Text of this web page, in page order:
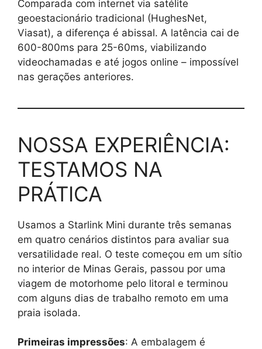
Comparada com internet via satélite
geoestacionário tradicional (HughesNet,
Viasat), a diferença é abissal. A latência cai de
600-800ms para 25-60ms, viabilizando
videochamadas e até jogos online – impossível
nas gerações anteriores.
NOSSA EXPERIÊNCIA:
TESTAMOS NA
PRÁTICA
Usamos a Starlink Mini durante três semanas
em quatro cenários distintos para avaliar sua
versatilidade real. O teste começou em um sítio
no interior de Minas Gerais, passou por uma
viagem de motorhome pelo litoral e terminou
com alguns dias de trabalho remoto em uma
praia isolada.
Primeiras impressões: A embalagem é